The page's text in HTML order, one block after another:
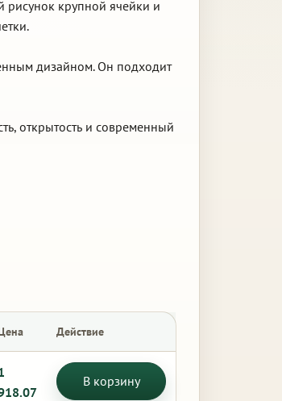
крупной ячейки и
дизайном. Он подходит
открытость и современный
Действие
В корзину